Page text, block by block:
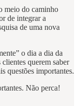
meio do caminho
de integrar a
de uma nova
o dia a dia da
querem saber
questões importantes.
Não perca!